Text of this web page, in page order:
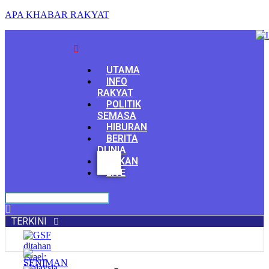
APA KHABAR RAKYAT
Menu
UTAMA
INFO
RAKYAT
POLITIK
SEMASA
HIBURAN
BERITA
DUNIA
SUKAN
LIVE
Facebook
Youtube
TERKINI